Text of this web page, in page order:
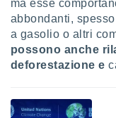
di
e
dei
ma esse
abbondanti,
a gasolio o altri
possono anche
deforestazione e